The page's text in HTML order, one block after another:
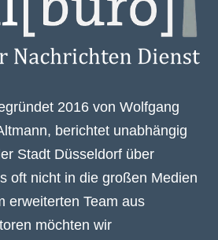
2016 von Wolfgang
berichtet unabhängig
Stadt Düsseldorf über
oft nicht in die großen Medien
erweiterten Team aus
möchten wir